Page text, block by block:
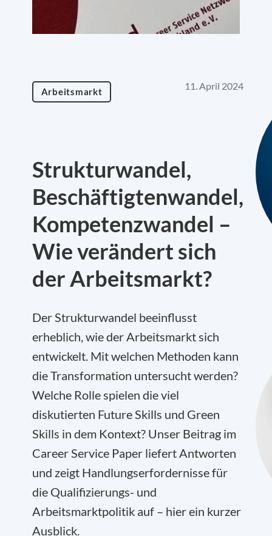
Arbeitsmarkt 11. April 2024
Strukturwandel,
Beschäftigtenwandel,
Kompetenzwandel –
Wie verändert sich
der Arbeitsmarkt?
Der Strukturwandel beeinflusst
erheblich, wie der Arbeitsmarkt sich
entwickelt. Mit welchen Methoden kann
die Transformation untersucht werden?
Welche Rolle spielen die viel
diskutierten Future Skills und Green
Skills in dem Kontext? Unser Beitrag im
Career Service Paper liefert Antworten
und zeigt Handlungserfordernisse für
die Qualifizierungs- und
Arbeitsmarktpolitik auf – hier ein kurzer
Ausblick.